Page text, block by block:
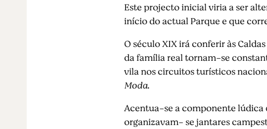
Este projecto inicial viria a ser
início do actual Parque e que
O século XIX irá conferir às
da família real tornam-se
vila nos circuitos turísticos
Moda.
Acentua-se a componente lúdica
organizavam- se jantares